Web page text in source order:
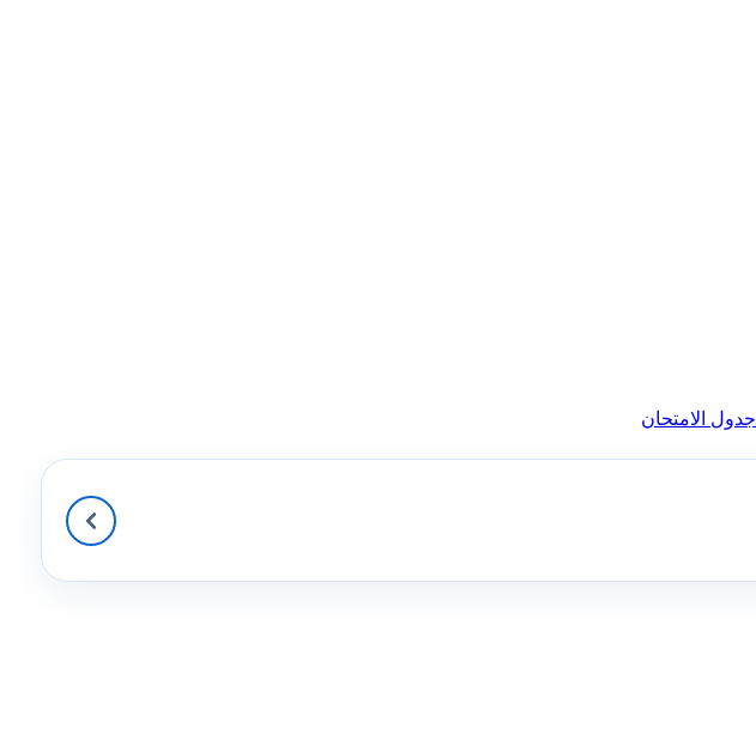
جدول الامتحان